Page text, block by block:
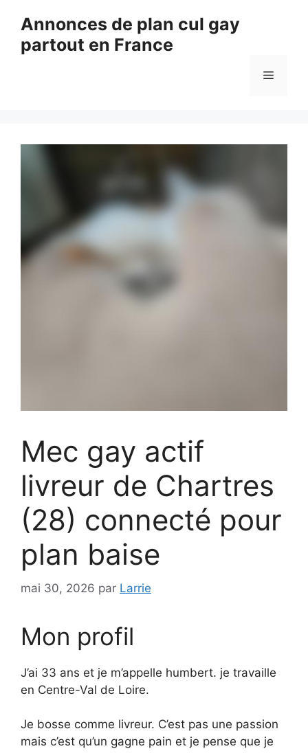
contenu
Annonces de plan cul gay
partout en France
Menu
Mec gay actif
livreur de Chartres
(28) connecté pour
plan baise
mai 30, 2026 par Larrie
Mon profil
J’ai 33 ans et je m’appelle humbert. je travaille
en Centre-Val de Loire.
Je bosse comme livreur. C’est pas une passion
mais c’est qu’un gagne pain et je pense que je